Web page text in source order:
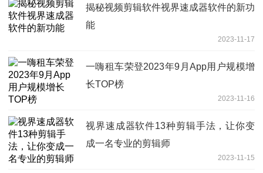
揭秘视频剪辑软件视界速成器软件的新功
能
2023-11-17
一嗨租车荣登2023年9月App用户规模增
长TOP榜
2023-11-16
视界速成器软件13种剪辑手法，让你变
成一名专业的剪辑师
2023-11-15